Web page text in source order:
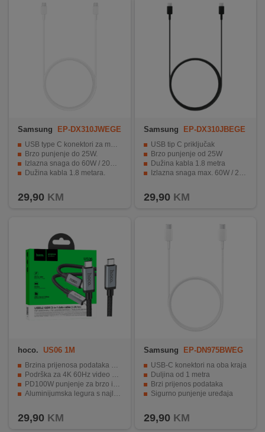
Samsung
EP-DX310JWEGE
USB type C konektori za moderne uređaje.
Brzo punjenje do 25W.
Izlazna snaga do 60W / 20V / 3A.
Dužina kabla 1.8 metara.
29,90 KM
Samsung
EP-DX310JBEGE
USB tip C priključak
Brzo punjenje od 25W
Dužina kabla 1.8 metra
Izlazna snaga max. 60W / 20V / 3A
29,90 KM
hoco. US06 1M
Brzina prijenosa podataka do 20 Gbps.
Podrška za 4K 60Hz video prijenos.
PD100W punjenje za brzo i sigurno punjenje.
Aluminijumska legura s najlonom i mrežastom pletenicom.
29,90 KM
Samsung
EP-DN975BWEG
USB-C konektori na oba kraja
Duljina od 1 metra
Brzi prijenos podataka
Sigurno punjenje uređaja
29,90 KM